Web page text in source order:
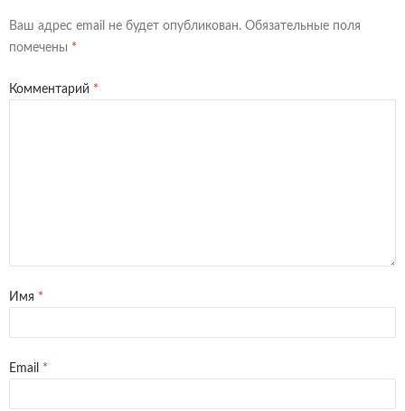
Ваш адрес email не будет опубликован. Обязательные поля
помечены *
Комментарий *
Имя *
Email *